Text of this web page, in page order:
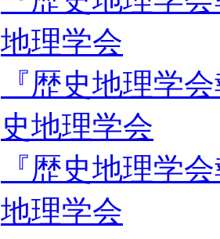
地理学会
『歴史地理学
史地理学会
『歴史地理学
地理学会